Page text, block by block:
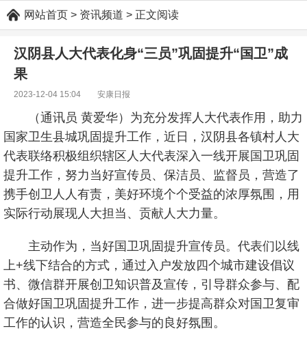
网站首页 > 资讯频道 > 正文阅读
汉阴县人大代表化身“三员”巩固提升“国卫”成
果
2023-12-04 15:04 安康日报
（通讯员 黄爱华）为充分发挥人大代表作用，助力
国家卫生县城巩固提升工作，近日，汉阴县各镇村人大
代表联络积极组织辖区人大代表深入一线开展国卫巩固
提升工作，努力当好宣传员、保洁员、监督员，营造了
携手创卫人人有责，美好环境个个受益的浓厚氛围，用
实际行动展现人大担当、贡献人大力量。
主动作为，当好国卫巩固提升宣传员。代表们以线
上+线下结合的方式，通过入户发放四个城市建设倡议
书、微信群开展创卫知识普及宣传，引导群众参与、配
合做好国卫巩固提升工作，进一步提高群众对国卫复审
工作的认识，营造全民参与的良好氛围。